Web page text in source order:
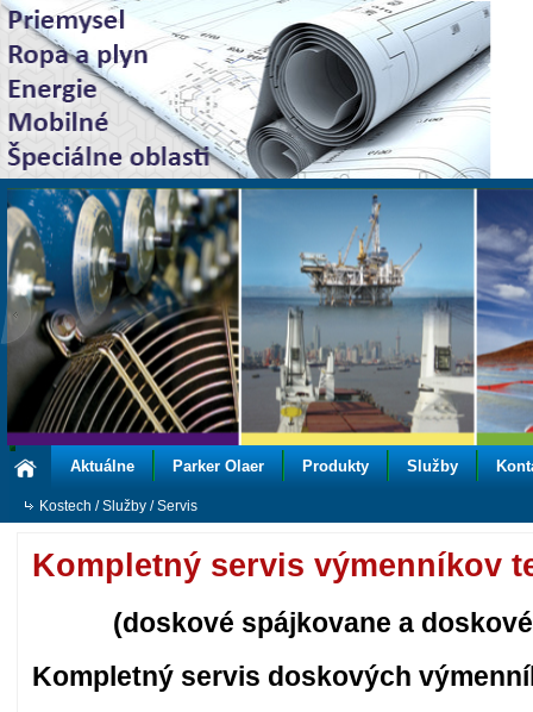
Aktuálne Parker Olaer Produkty Služby
Kostech /Služby /Servis
Kompletný servis výmenníkov
(doskové spájkovane a
Kompletný servis doskových